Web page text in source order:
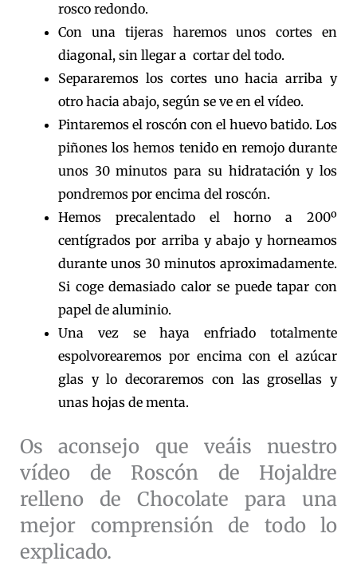
rosco redondo.
Con una tijeras haremos unos cortes en
diagonal, sin llegar a cortar del todo.
Separaremos los cortes uno hacia arriba y
otro hacia abajo, según se ve en el vídeo.
Pintaremos el roscón con el huevo batido. Los
piñones los hemos tenido en remojo durante
unos 30 minutos para su hidratación y los
pondremos por encima del roscón.
Hemos precalentado el horno a 200º
centígrados por arriba y abajo y horneamos
durante unos 30 minutos aproximadamente.
Si coge demasiado calor se puede tapar con
papel de aluminio.
Una vez se haya enfriado totalmente
espolvorearemos por encima con el azúcar
glas y lo decoraremos con las grosellas y
unas hojas de menta.
Os aconsejo que veáis nuestro
vídeo de Roscón de Hojaldre
relleno de Chocolate para una
mejor comprensión de todo lo
explicado.